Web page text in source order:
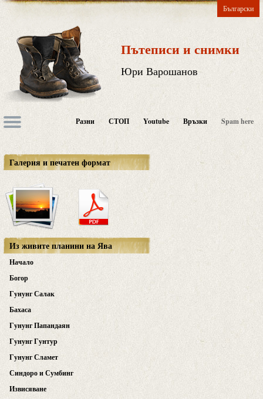
Български
Пътеписи и снимки
Юри Варошанов
Разни СТОП Youtube Връзки Spam here
Галерия и печатен формат
Из живите планини на Ява
Начало
Богор
Гунунг Салак
Бахаса
Гунунг Папандаян
Гунунг Гунтур
Гунунг Сламет
Синдоро и Сумбинг
Извисяване